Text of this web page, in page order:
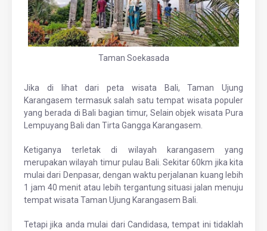
Taman Soekasada
Jika di lihat dari peta wisata Bali, Taman Ujung
Karangasem termasuk salah satu tempat wisata populer
yang berada di Bali bagian timur, Selain objek wisata Pura
Lempuyang Bali dan Tirta Gangga Karangasem.
Ketiganya terletak di wilayah karangasem yang
merupakan wilayah timur pulau Bali. Sekitar 60km jika kita
mulai dari Denpasar, dengan waktu perjalanan kuang lebih
1 jam 40 menit atau lebih tergantung situasi jalan menuju
tempat wisata Taman Ujung Karangasem Bali.
Tetapi jika anda mulai dari Candidasa, tempat ini tidaklah